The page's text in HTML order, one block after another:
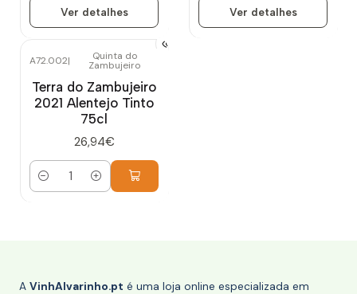
Ver detalhes Ver detalhes
A72.002| Quinta do
Zambujeiro
Terra do Zambujeiro
2021 Alentejo Tinto
75cl
26,94€
Quantidade
A VinhAlvarinho.pt é uma loja online especializada em